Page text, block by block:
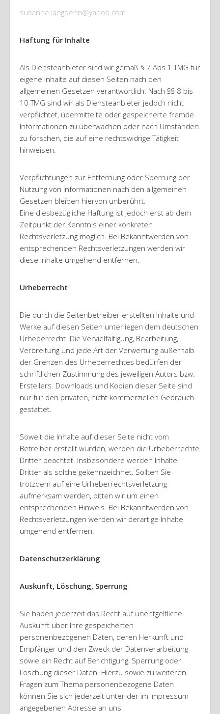
susanne.langbehn@yahoo.com
Haftung für Inhalte
Als Diensteanbieter sind wir gemäß § 7 Abs.1 TMG für
eigene Inhalte auf diesen Seiten nach den
allgemeinen Gesetzen verantwortlich. Nach §§ 8 bis
10 TMG sind wir als Diensteanbieter jedoch nicht
verpflichtet, übermittelte oder gespeicherte fremde
Informationen zu überwachen oder nach Umständen
zu forschen, die auf eine rechtswidrige Tätigkeit
hinweisen.
Verpflichtungen zur Entfernung oder Sperrung der
Nutzung von Informationen nach den allgemeinen
Gesetzen bleiben hiervon unberührt.
Eine diesbezügliche Haftung ist jedoch erst ab dem
Zeitpunkt der Kenntnis einer konkreten
Rechtsverletzung möglich. Bei Bekanntwerden von
entsprechenden Rechtsverletzungen werden wir
diese Inhalte umgehend entfernen.
Urheberrecht
Die durch die Seitenbetreiber erstellten Inhalte und
Werke auf diesen Seiten unterliegen dem deutschen
Urheberrecht. Die Vervielfältigung, Bearbeitung,
Verbreitung und jede Art der Verwertung außerhalb
der Grenzen des Urheberrechtes bedürfen der
schriftlichen Zustimmung des jeweiligen Autors bzw.
Erstellers. Downloads und Kopien dieser Seite sind
nur für den privaten, nicht kommerziellen Gebrauch
gestattet.
Soweit die Inhalte auf dieser Seite nicht vom
Betreiber erstellt wurden, werden die Urheberrechte
Dritter beachtet. Insbesondere werden Inhalte
Dritter als solche gekennzeichnet. Sollten Sie
trotzdem auf eine Urheberrechtsverletzung
aufmerksam werden, bitten wir um einen
entsprechenden Hinweis. Bei Bekanntwerden von
Rechtsverletzungen werden wir derartige Inhalte
umgehend entfernen.
Datenschutzerklärung
Auskunft, Löschung, Sperrung
Sie haben jederzeit das Recht auf unentgeltliche
Auskunft über Ihre gespeicherten
personenbezogenen Daten, deren Herkunft und
Empfänger und den Zweck der Datenverarbeitung
sowie ein Recht auf Berichtigung, Sperrung oder
Löschung dieser Daten. Hierzu sowie zu weiteren
Fragen zum Thema personenbezogene Daten
können Sie sich jederzeit unter der im Impressum
angegebenen Adresse an uns